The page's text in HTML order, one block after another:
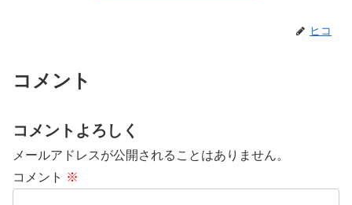
ヒコ
コメント
コメントよろしく
メールアドレスが公開されることはありません。
コメント ※